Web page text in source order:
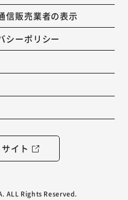
信販売業者の表示
シーポリシー
イト
ALL Rights Reserved.